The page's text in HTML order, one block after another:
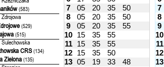
(583)
(529)
(515)
CRS (134)
Zielona (135)
7
05 20 35 50 7
8
05 20 35 50 8
9
05 20 35 55 9
10 15 35 55 10
11
15 35 55 11
12 15 35 50 12
13 05 19 33 48 13